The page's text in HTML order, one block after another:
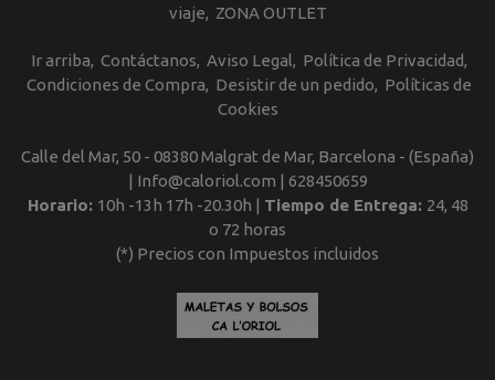
viaje
ZONA OUTLET
Ir arriba Contáctanos Aviso Legal
Política de Privacidad
Condiciones de Compra
Desistir de un pedido
Políticas de
Cookies
Calle del Mar, 50 - 08380 Malgrat de Mar, Barcelona - (España)
| Info@caloriol.com | 628450659
Horario: 10h -13h 17h -20.30h | Tiempo de Entrega: 24, 48
o 72 horas
(*) Precios con Impuestos incluidos